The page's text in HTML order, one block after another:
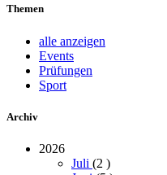
Themen
alle anzeigen
Events
Prüfungen
Sport
Archiv
2026
Juli (2 )